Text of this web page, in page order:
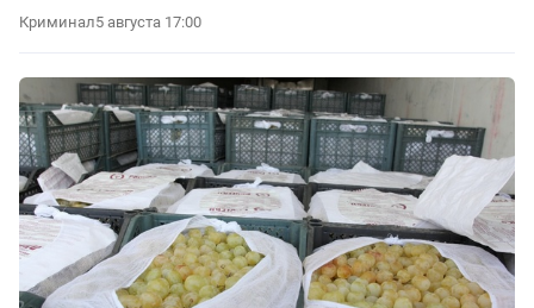
Криминал5 августа 17:00